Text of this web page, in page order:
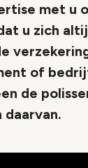
met u
u zich
of
de